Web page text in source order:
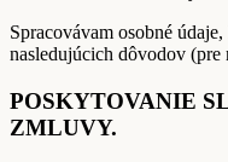
Spracovávam osobné
nasledujúcich dôvodov (pre
POSKYTOVANIE
ZMLUVY.